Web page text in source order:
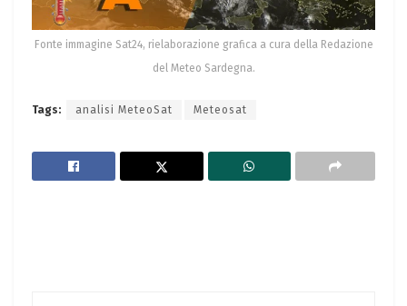
Fonte immagine Sat24, rielaborazione grafica a cura della Redazione
del Meteo Sardegna.
Tags: analisi MeteoSat Meteosat